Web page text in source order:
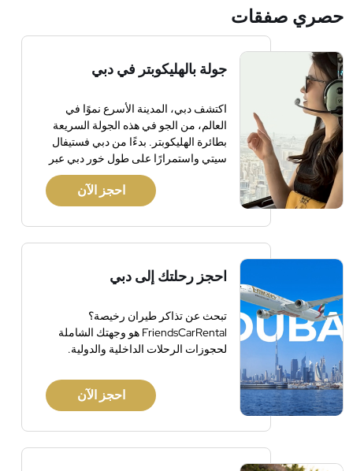
حصري صفقات
جولة بالهليكوبتر في دبي
اكتشف دبي، المدينة الأسرع نموًا في
العالم، من الجو في هذه الجولة السريعة
بطائرة الهليكوبتر. بدءًا من دبي فستيفال
سيتي واستمرارًا على طول خور دبي عبر
الضواحي، استكشف هذه المدينة الرائعة
بأفقها المذهل وفنادقها الفاخرة. شاهد
أطول مبنى في العالم، برج خليفة، الذي
يقع بجوار أحد أكبر مراكز التسوق في
العالم. شاهد أبراج الرياح والشواطئ
المرطبات الخفيفة والتعليقات على متن
احجز الآن
احجز رحلتك إلى دبي
تبحث عن تذاكر طيران رخيصة؟
FriendsCarRental هو وجهتك الشاملة
لحجوزات الرحلات الداخلية والدولية.
احجز الآن